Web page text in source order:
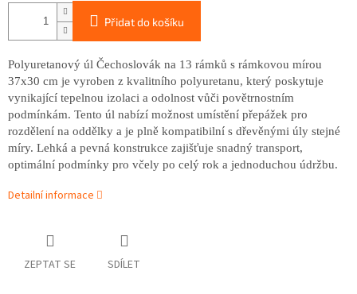
Přidat do košíku
Polyuretanový úl Čechoslovák na 13 rámků s rámkovou mírou
37x30 cm je vyroben z kvalitního polyuretanu, který poskytuje
vynikající tepelnou izolaci a odolnost vůči povětrnostním
podmínkám. Tento úl nabízí možnost umístění přepážek pro
rozdělení na oddělky a je plně kompatibilní s dřevěnými úly stejné
míry. Lehká a pevná konstrukce zajišťuje snadný transport,
optimální podmínky pro včely po celý rok a jednoduchou údržbu.
Detailní informace
ZEPTAT SE SDÍLET